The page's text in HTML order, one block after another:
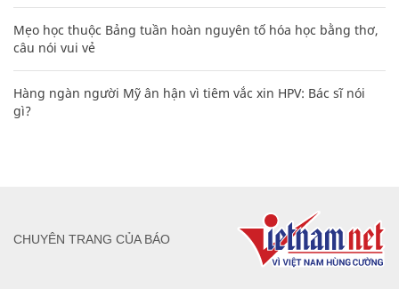
Mẹo học thuộc Bảng tuần hoàn nguyên tố hóa học bằng thơ,
câu nói vui vẻ
Hàng ngàn người Mỹ ân hận vì tiêm vắc xin HPV: Bác sĩ nói
gì?
CHUYÊN TRANG CỦA BÁO